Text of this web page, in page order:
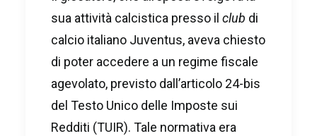
sua attività calcistica presso il club di
calcio italiano Juventus, aveva chiesto
di poter accedere a un regime fiscale
agevolato, previsto dall’articolo 24-bis
del Testo Unico delle Imposte sui
Redditi (TUIR). Tale normativa era